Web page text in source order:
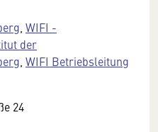
WIFI -
der
WIFI Betriebsleitung
24